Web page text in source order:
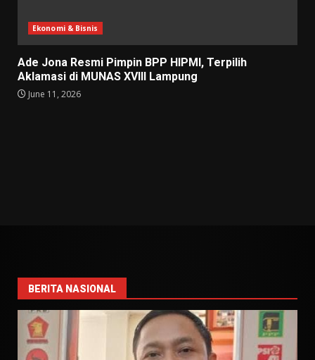
Ekonomi & Bisnis
Ade Jona Resmi Pimpin BPP HIPMI, Terpilih
Aklamasi di MUNAS XVIII Lampung
June 11, 2026
BERITA NASIONAL